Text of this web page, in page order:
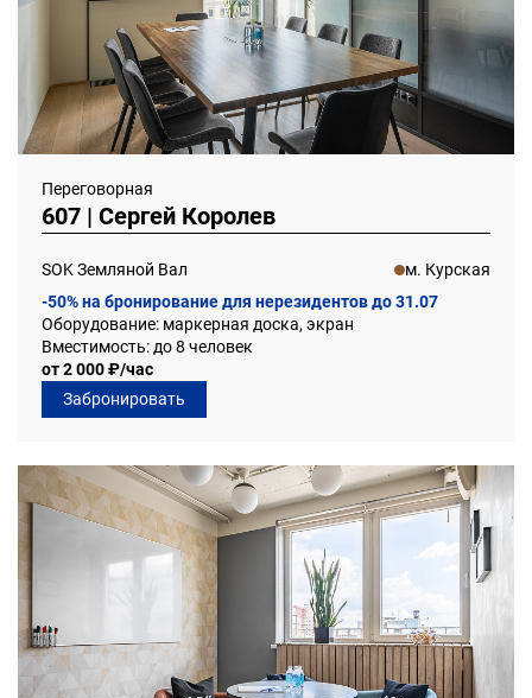
Переговорная
607 | Сергей Королев
SOK Земляной Вал
м. Курская
-50% на бронирование для нерезидентов до 31.07
Оборудование: маркерная доска, экран
Вместимость: до 8 человек
от 2 000 ₽/час
Забронировать